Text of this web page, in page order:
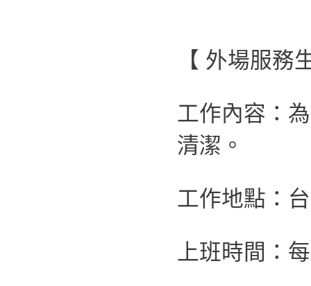
【 外場服務
工作內容：
清潔。
工作地點：
上班時間：